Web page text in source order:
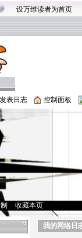
设万维读者为首页
发表日志 控制面板
收藏本页
我的网络日